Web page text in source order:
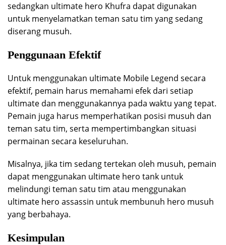
sedangkan ultimate hero Khufra dapat digunakan
untuk menyelamatkan teman satu tim yang sedang
diserang musuh.
Penggunaan Efektif
Untuk menggunakan ultimate Mobile Legend secara
efektif, pemain harus memahami efek dari setiap
ultimate dan menggunakannya pada waktu yang tepat.
Pemain juga harus memperhatikan posisi musuh dan
teman satu tim, serta mempertimbangkan situasi
permainan secara keseluruhan.
Misalnya, jika tim sedang tertekan oleh musuh, pemain
dapat menggunakan ultimate hero tank untuk
melindungi teman satu tim atau menggunakan
ultimate hero assassin untuk membunuh hero musuh
yang berbahaya.
Kesimpulan